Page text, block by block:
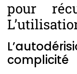
pour
complicité